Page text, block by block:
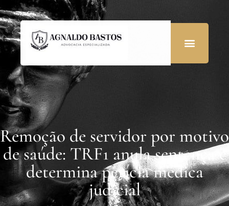
Remoção de servidor por motivo
de saúde: TRF1 anula sentença e
determina perícia médica
judicial